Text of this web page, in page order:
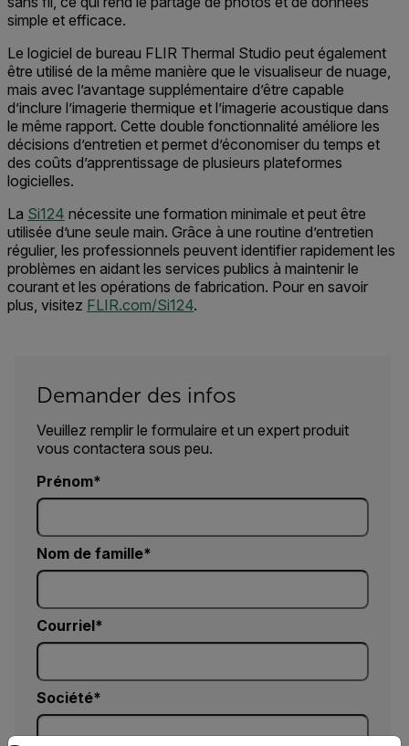
simple et efficace.
Le logiciel de bureau FLIR Thermal Studio peut également
être utilisé de la même manière que le visualiseur de nuage,
mais avec l’avantage supplémentaire d’être capable
d’inclure l’imagerie thermique et l’imagerie acoustique dans
le même rapport. Cette double fonctionnalité améliore les
décisions d’entretien et permet d’économiser du temps et
des coûts d’apprentissage de plusieurs plateformes
logicielles.
La Si124 nécessite une formation minimale et peut être
utilisée d’une seule main. Grâce à une routine d’entretien
régulier, les professionnels peuvent identifier rapidement les
problèmes en aidant les services publics à maintenir le
courant et les opérations de fabrication. Pour en savoir
plus, visitez FLIR.com/Si124.
Demander des infos
Veuillez remplir le formulaire et un expert produit
vous contactera sous peu.
Prénom
Nom de famille
Courriel
Société